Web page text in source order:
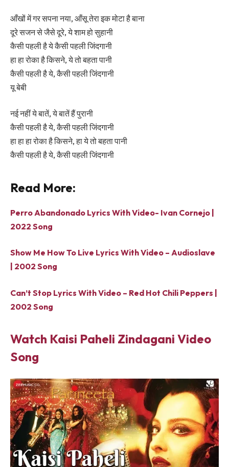
आँखों में गर सपना नया, आँसू तेरा इक मोटा है बाना
दूरे सजन से जैसे दूरे, ये शाम हो सुहानी
कैसी पहली है ये कैसी पहली जिंदगानी
हा हा रोका है किसने, ये तो बहता पानी
कैसी पहली है ये, कैसी पहली जिंदगानी
यू बेबी
नई नहीं ये बातें, ये बातें हैं पुरानी
कैसी पहली है ये, कैसी पहली जिंदगानी
हा हा हा रोका है किसने, हा ये तो बहता पानी
कैसी पहली है ये, कैसी पहली जिंदगानी
Read More:
Perro Abandonado Lyrics With Video- Ivan Cornejo |
2022 Song
Show Me How To Live Lyrics With Video – Audioslave
| 2002 Song
Can’t Stop Lyrics With Video – Red Hot Chili Peppers |
2002 Song
Watch Kaisi Paheli Zindagani Video
Song